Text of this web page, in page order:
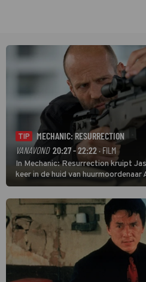
TIP
MECHANIC: RESURRECTION
VANAVOND 20:27 - 22:22· FILM
In Mechanic: Resurrection kruipt
keer in de huid van
donder op kunt zeggen dat er van
veel terechtkomt.